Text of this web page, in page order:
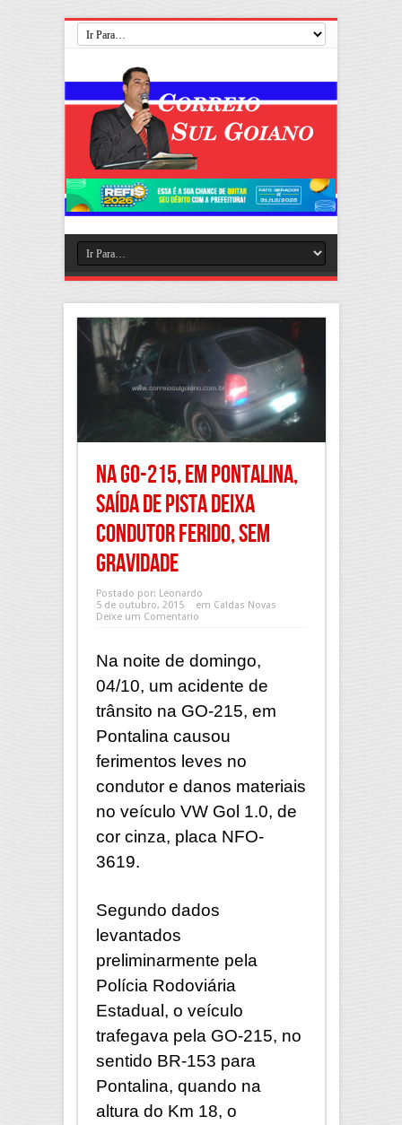
Na GO-215, em Pontalina,
saída de pista deixa
condutor ferido, sem
gravidade
Postado por: Leonardo
5 de outubro, 2015
em Caldas Novas
Deixe um Comentario
Na noite de domingo,
04/10, um acidente de
trânsito na GO-215, em
Pontalina causou
ferimentos leves no
condutor e danos materiais
no veículo VW Gol 1.0, de
cor cinza, placa NFO-
3619.
Segundo dados
levantados
preliminarmente pela
Polícia Rodoviária
Estadual, o veículo
trafegava pela GO-215, no
sentido BR-153 para
Pontalina, quando na
altura do Km 18, o